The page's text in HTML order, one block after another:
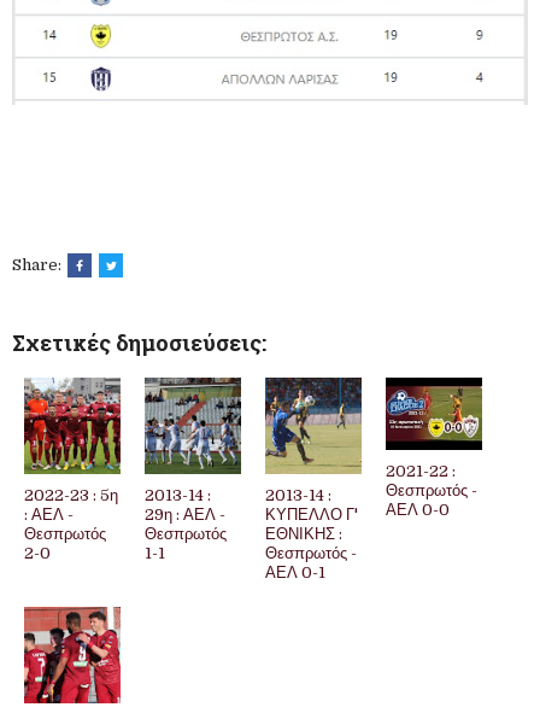
Share:
Σχετικές δημοσιεύσεις:
2022-23 : 5η
: ΑΕΛ -
Θεσπρωτός
2-0
2013-14 :
29η : ΑΕΛ -
Θεσπρωτός
1-1
2013-14 :
ΚΥΠΕΛΛΟ Γ'
ΕΘΝΙΚΗΣ :
Θεσπρωτός -
ΑΕΛ 0-1
2021-22 :
Θεσπρωτός -
ΑΕΛ 0-0